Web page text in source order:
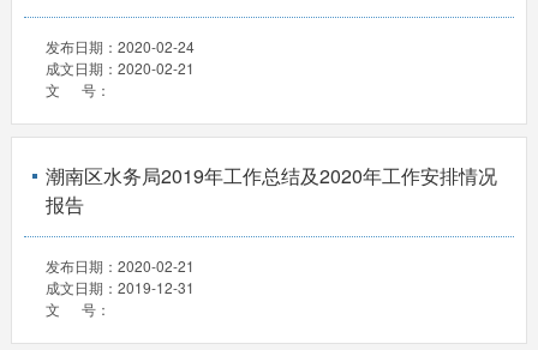
发布日期： 2020-02-24
成文日期： 2020-02-21
文 号：
潮南区水务局2019年工作总结及2020年工作安排情况
报告
发布日期： 2020-02-21
成文日期： 2019-12-31
文 号：